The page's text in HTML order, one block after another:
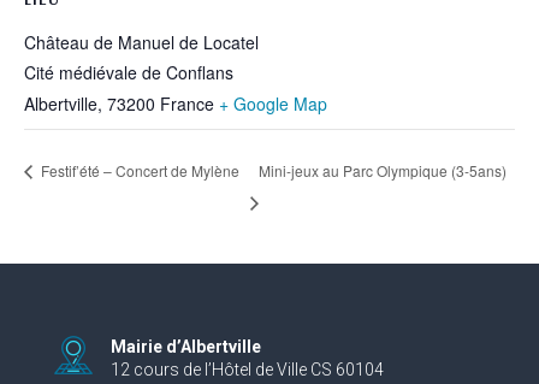
Château de Manuel de Locatel
Cité médiévale de Conflans
Albertville, 73200 France + Google Map
Festif’été – Concert de Mylène Mini-jeux au Parc Olympique (3-5ans)
Mairie d’Albertville
12 cours de l’Hôtel de Ville CS 60104